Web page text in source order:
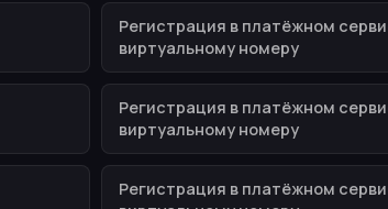
Регистрация в платёжном
виртуальному номеру
Регистрация в платёжном
виртуальному номеру
Регистрация в платёжном